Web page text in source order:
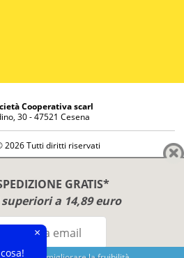
GRATIS*
a 14,89 euro
Cooperativa scarl
30 - 47521 Cesena
2026 Tutti diritti riservati
Diritto di reso
Disclaimer
Privacy Policy
×